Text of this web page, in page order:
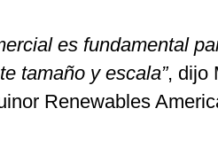
es fundamental
tamaño y escala”, dijo
Renewables